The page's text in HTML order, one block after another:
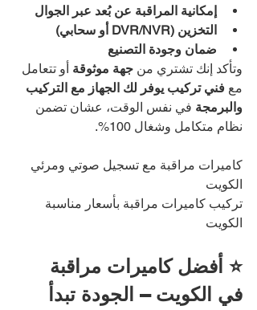
إمكانية المراقبة عن بُعد عبر الجوال
التخزين (DVR/NVR أو سحابي)
ضمان وجودة التصنيع
وتأكد إنك تشتري من جهة موثوقة أو تتعامل
مع فني تركيب يوفر لك الجهاز مع التركيب
والبرمجة في نفس الوقت، عشان تضمن
نظام متكامل وشغال 100%.
كاميرات مراقبة مع تسجيل صوتي ومرئي
الكويت
تركيب كاميرات مراقبة بأسعار مناسبة
الكويت
⭐ أفضل كاميرات مراقبة
في الكويت – الجودة تبدأ